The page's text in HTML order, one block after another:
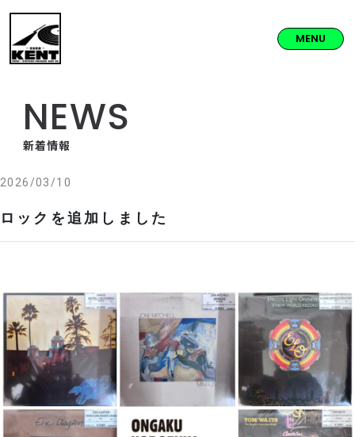
MENU
NEWS
新着情報
2026/03/10
ロックを追加しました